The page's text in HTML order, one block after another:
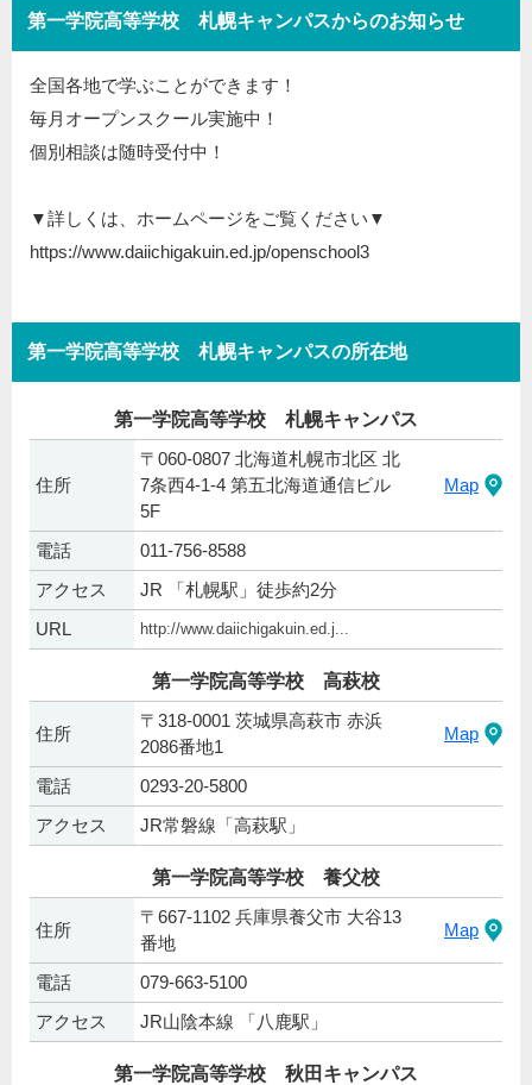
第一学院高等学校 札幌キャンパスからのお知らせ
全国各地で学ぶことができます！
毎月オープンスクール実施中！
個別相談は随時受付中！
▼詳しくは、ホームページをご覧ください▼
https://www.daiichigakuin.ed.jp/openschool3
第一学院高等学校 札幌キャンパスの所在地
第一学院高等学校 札幌キャンパス
住所
〒060-0807 北海道札幌市北区 北
7条西4-1-4 第五北海道通信ビル
5F
Map
電話
011-756-8588
アクセス
JR 「札幌駅」徒歩約2分
URL
http://www.daiichigakuin.ed.j...
第一学院高等学校 高萩校
住所
〒318-0001 茨城県高萩市 赤浜
2086番地1
Map
電話
0293-20-5800
アクセス
JR常磐線「高萩駅」
第一学院高等学校 養父校
住所
〒667-1102 兵庫県養父市 大谷13
番地
Map
電話
079-663-5100
アクセス
JR山陰本線 「八鹿駅」
第一学院高等学校 秋田キャンパス